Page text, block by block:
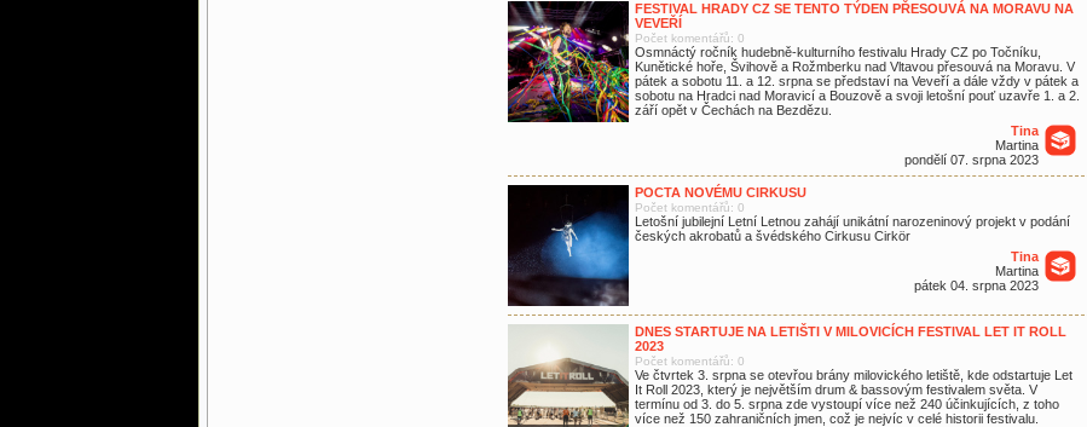
FESTIVAL HRADY CZ SE TENTO TÝDEN PŘESOUVÁ NA MORAVU NA
VEVEŘÍ
Počet komentářů: 0
Osmnáctý ročník hudebně-kulturního festivalu Hrady CZ po Točníku,
Kunětické hoře, Švihově a Rožmberku nad Vltavou přesouvá na Moravu. V
pátek a sobotu 11. a 12. srpna se představí na Veveří a dále vždy v pátek a
sobotu na Hradci nad Moravicí a Bouzově a svoji letošní pouť uzavře 1. a 2.
září opět v Čechách na Bezdězu.
Tina
Martina
pondělí 07. srpna 2023
POCTA NOVÉMU CIRKUSU
Počet komentářů: 0
Letošní jubilejní Letní Letnou zahájí unikátní narozeninový projekt v podání
českých akrobatů a švédského Cirkusu Cirkör
Tina
Martina
pátek 04. srpna 2023
DNES STARTUJE NA LETIŠTI V MILOVICÍCH FESTIVAL LET IT ROLL
2023
Počet komentářů: 0
Ve čtvrtek 3. srpna se otevřou brány milovického letiště, kde odstartuje Let
It Roll 2023, který je největším drum & bassovým festivalem světa. V
termínu od 3. do 5. srpna zde vystoupí více než 240 účinkujících, z toho
více než 150 zahraničních jmen, což je nejvíc v celé historii festivalu.